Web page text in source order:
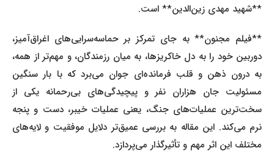
**شهید مهدی زین‌الدین** است.
**فیلم مجنون** به جای تمرکز بر حماسه‌سرایی‌های اغراق‌آمیز،
دوربین خود را به دل خاکریزها، به میان رزمندگان، و مهم‌تر از همه،
به درون ذهن و قلب فرمانده‌ای جوان می‌برد که با بار سنگین
مسئولیت جان هزاران نفر و پیچیدگی‌های بی‌رحمانه یکی از
سخت‌ترین عملیات‌های جنگ، یعنی عملیات خیبر، دست و پنجه
نرم می‌کند. این مقاله به بررسی عمیق‌تر دلایل موفقیت و لایه‌های
مختلف این اثر مهم و تأثیرگذار می‌پردازد.